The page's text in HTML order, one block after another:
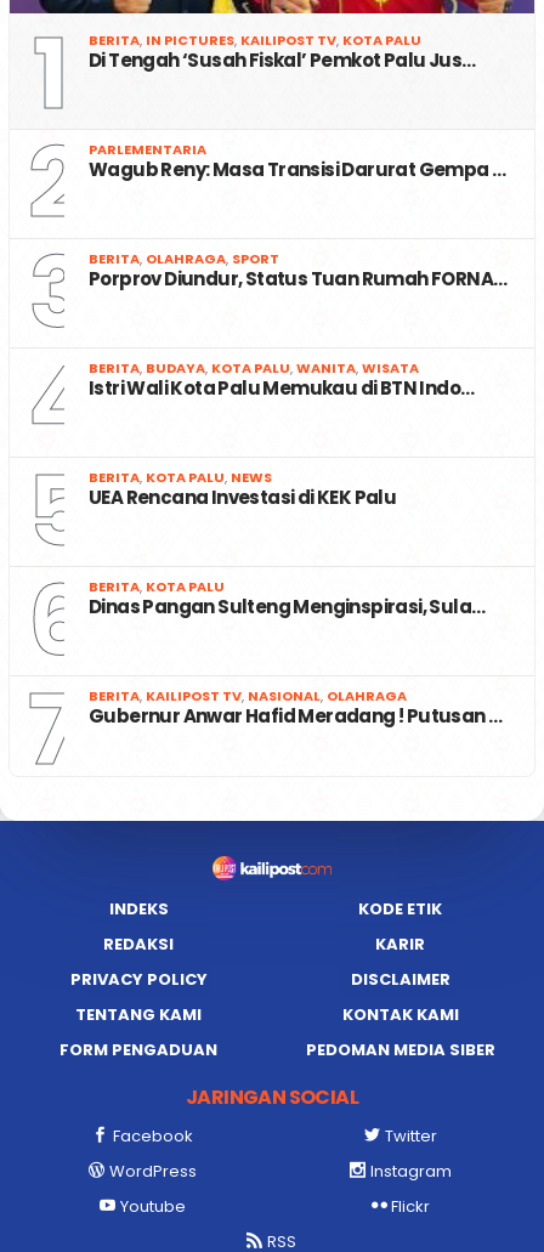
1 BERITA, IN PICTURES, KAILIPOST TV, KOTA PALU
Di Tengah ‘Susah Fiskal’ Pemkot Palu Jus…
2 PARLEMENTARIA
Wagub Reny: Masa Transisi Darurat Gempa …
3 BERITA, OLAHRAGA, SPORT
Porprov Diundur, Status Tuan Rumah FORNA…
4 BERITA, BUDAYA, KOTA PALU,WANITA,WISATA
Istri Wali Kota Palu Memukau di BTN Indo…
5 BERITA, KOTA PALU, NEWS
UEA Rencana Investasi di KEK Palu
6 BERITA, KOTA PALU
Dinas Pangan Sulteng Menginspirasi, Sula…
7 BERITA, KAILIPOST TV, NASIONAL, OLAHRAGA
Gubernur Anwar Hafid Meradang ! Putusan …
INDEKS
KODE ETIK
REDAKSI
KARIR
PRIVACY POLICY
DISCLAIMER
TENTANG KAMI
KONTAK KAMI
FORM PENGADUAN
PEDOMAN MEDIA SIBER
JARINGAN SOCIAL
Facebook
Twitter
WordPress
Instagram
Youtube
Flickr
RSS